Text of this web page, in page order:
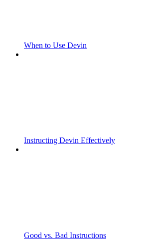
When to Use Devin
Instructing Devin Effectively
Good vs. Bad Instructions